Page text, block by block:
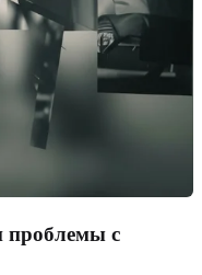
проблемы с